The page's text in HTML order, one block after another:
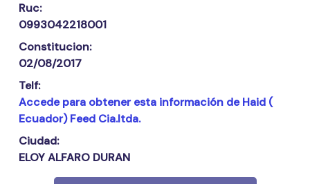
Ruc:
0993042218001
Constitucion:
02/08/2017
Telf:
Accede para obtener esta información de Haid (
Ecuador) Feed Cia.ltda.
Ciudad:
ELOY ALFARO DURAN